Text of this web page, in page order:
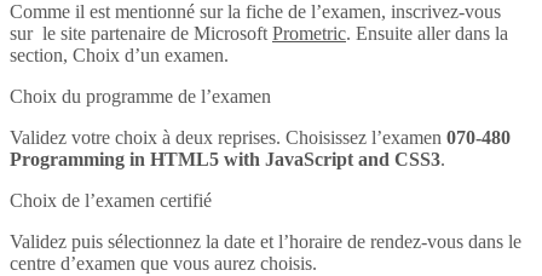
Comme il est mentionné sur la fiche de l’examen, inscrivez-vous
sur le site partenaire de Microsoft Prometric. Ensuite aller dans la
section, Choix d’un examen.
Choix du programme de l’examen
Validez votre choix à deux reprises. Choisissez l’examen 070-480
Programming in HTML5 with JavaScript and CSS3.
Choix de l’examen certifié
Validez puis sélectionnez la date et l’horaire de rendez-vous dans le
centre d’examen que vous aurez choisis.